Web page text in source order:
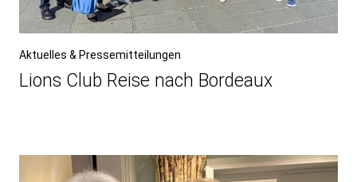
Aktuelles & Pressemitteilungen
Lions Club Reise nach Bordeaux